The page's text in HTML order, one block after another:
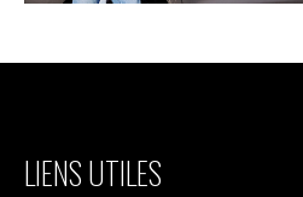
LIENS UTILES